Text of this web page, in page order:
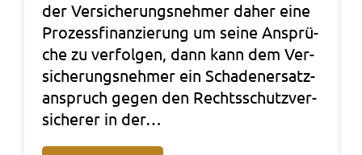
der Ver­si­che­rungs­neh­mer daher eine
Pro­zess­fi­nan­zie­rung um seine Ansprü­
che zu ver­fol­gen, dann kann dem Ver­
si­che­rungs­neh­mer ein Scha­den­er­satz­
an­spruch gegen den Rechts­schutz­ver­
si­che­rer in der…